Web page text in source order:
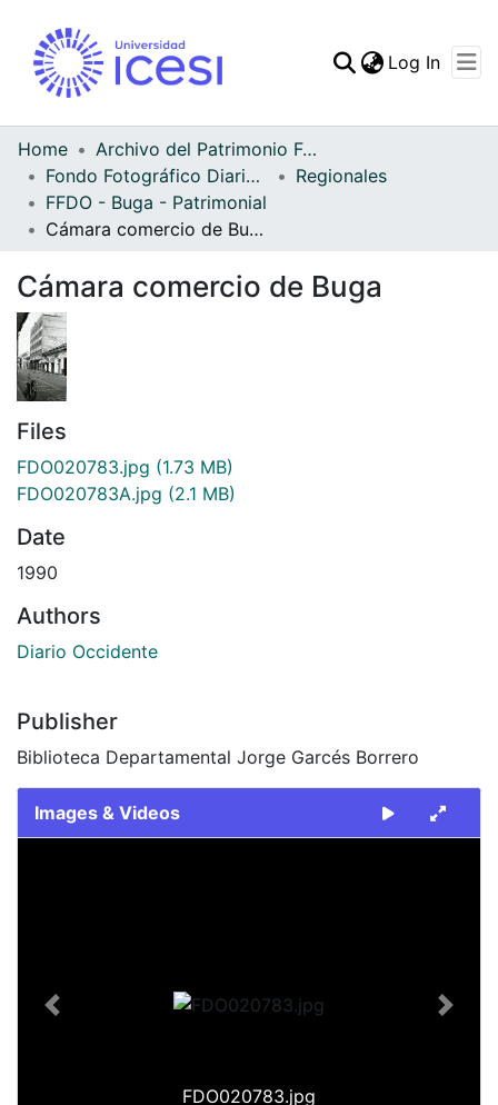
Statistics
Log In
Home
Archivo del Patrimonio Fotográfico y Fílmico del Valle del Cauca
Fondo Fotográfico Diario Occidente
Regionales
FFDO - Buga - Patrimonial
Cámara comercio de Buga
Cámara comercio de Buga
Files
FDO020783.jpg (1.73 MB)
FDO020783A.jpg (2.1 MB)
Date
1990
Authors
Diario Occidente
Publisher
Biblioteca Departamental Jorge Garcés Borrero
Images & Videos
FDO020783.jpg
Previous Next